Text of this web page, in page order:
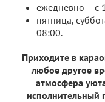
ежедневно – с
пятница,
08:00.
Приходите в
любое другое
атмосфера
исполнительный